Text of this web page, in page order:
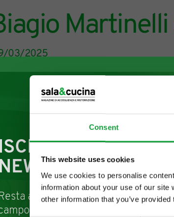
Consent
This website uses cookies
We use cookies to personalise
information about your use of our
other information that you’ve
Martinelli
03/2025
ISCRIVITI ALLA
NEWSLETTER
aggiornato su tutte le ultime
della ristorazione e del food.